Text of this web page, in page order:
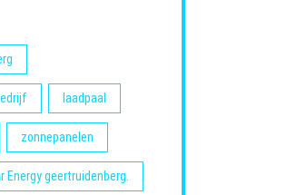
laadpaal
zonnepanelen
Energy geertruidenberg.